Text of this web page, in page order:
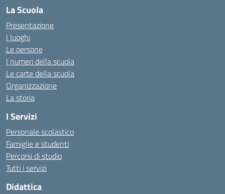
La Scuola
Presentazione
I luoghi
Le persone
I numeri della scuola
Le carte della scuola
Organizzazione
La storia
I Servizi
Personale scolastico
Famiglie e studenti
Percorsi di studio
Tutti i servizi
Didattica